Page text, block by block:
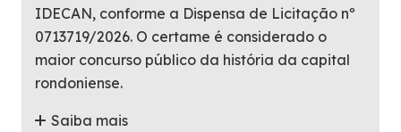
IDECAN, conforme a Dispensa de Licitação nº
0713719/2026. O certame é considerado o
maior concurso público da história da capital
rondoniense.
Saiba mais